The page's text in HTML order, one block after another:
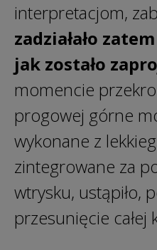
interpretacjom,
zadziałało
jak zostało
momencie
progowej górne
wykonane z
zintegrowane za
wtrysku, ustąpiło,
przesunięcie całej